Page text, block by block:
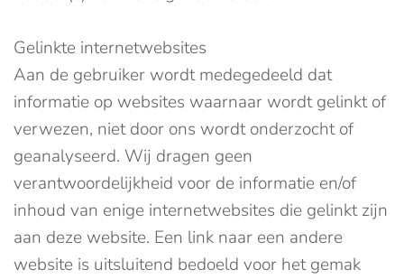
Gelinkte internetwebsites
Aan de gebruiker wordt medegedeeld dat
informatie op websites waarnaar wordt gelinkt of
verwezen, niet door ons wordt onderzocht of
geanalyseerd. Wij dragen geen
verantwoordelijkheid voor de informatie en/of
inhoud van enige internetwebsites die gelinkt zijn
aan deze website. Een link naar een andere
website is uitsluitend bedoeld voor het gemak